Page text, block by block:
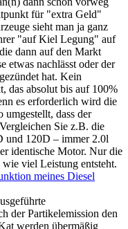
für "extra Geld"
sieht man ja ganz
"auf Kiel Legung" auf
dann auf den Markt
etwas nachlässt oder der
hat. Kein
das absolut bis auf 100%
es erforderlich wird die
umgestellt, dass der
Sie z.B. die
und 120D – immer 2.0l
identische Motor. Nur die
viel Leistung entsteht.
meines Diesel
der Partikelemission den
werden übermäßig